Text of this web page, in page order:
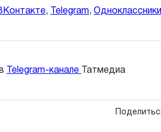
, Telegram, Одноклассники
Telegram-канале Татмедиа